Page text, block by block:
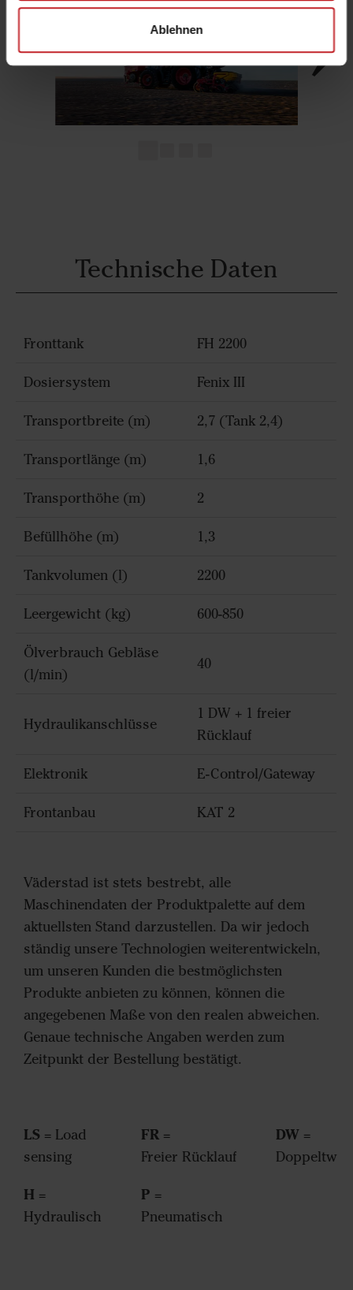
Ablehnen
Technische Daten
Fronttank FH 2200
Dosiersystem Fenix III
Transportbreite (m) 2,7 (Tank 2,4)
Transportlänge (m) 1,6
Transporthöhe (m) 2
Befüllhöhe (m) 1,3
Tankvolumen (l) 2200
Leergewicht (kg) 600-850
Ölverbrauch Gebläse
(l/min)
40
Hydraulikanschlüsse
1 DW + 1 freier
Rücklauf
Elektronik E-Control/Gateway
Frontanbau KAT 2
Väderstad ist stets bestrebt, alle
Maschinendaten der Produktpalette auf dem
aktuellsten Stand darzustellen. Da wir jedoch
ständig unsere Technologien weiterentwickeln,
um unseren Kunden die bestmöglichsten
Produkte anbieten zu können, können die
angegebenen Maße von den realen abweichen.
Genaue technische Angaben werden zum
Zeitpunkt der Bestellung bestätigt.
LS = Load
sensing
FR =
Freier Rücklauf
DW =
H =
Hydraulisch
P =
Pneumatisch